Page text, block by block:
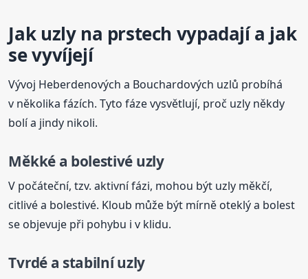
Jak uzly na prstech vypadají a jak
se vyvíjejí
Vývoj Heberdenových a Bouchardových uzlů probíhá
v několika fázích. Tyto fáze vysvětlují, proč uzly někdy
bolí a jindy nikoli.
Měkké a bolestivé uzly
V počáteční, tzv. aktivní fázi, mohou být uzly měkčí,
citlivé a bolestivé. Kloub může být mírně oteklý a bolest
se objevuje při pohybu i v klidu.
Tvrdé a stabilní uzly